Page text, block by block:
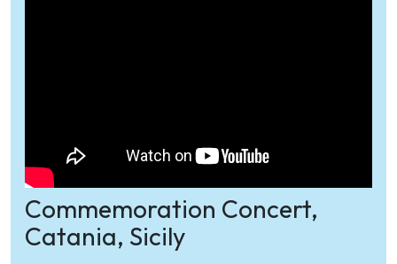
Commemoration Concert,
Catania, Sicily